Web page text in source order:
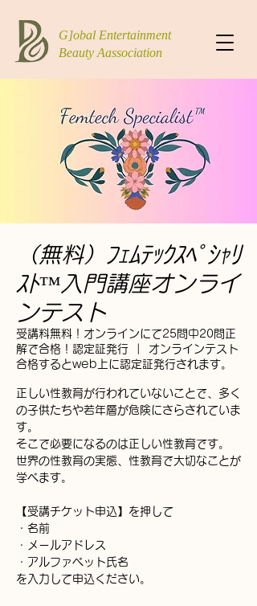
G]obal Entertainment
Beauty Aassociation
（無料）ﾌｪﾑﾃｯｸｽﾍﾟｼｬﾘ
ｽﾄ™入門講座オンライ
ンテスト
受講料無料！オンラインにて25問中20問正
解で合格！認定証発行
オンラインテスト
合格するとweb上に認定証発行されます。
正しい性教育が行われていないことで、多く
の子供たちや若年層が危険にさらされていま
す。
そこで必要になるのは正しい性教育です。
世界の性教育の実態、性教育で大切なことが
学べます。
【受講チケット申込】を押して
・名前
・メールアドレス
・アルファベット氏名
を入力して申込ください。